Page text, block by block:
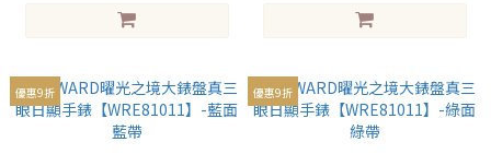
優惠9折 優惠9折